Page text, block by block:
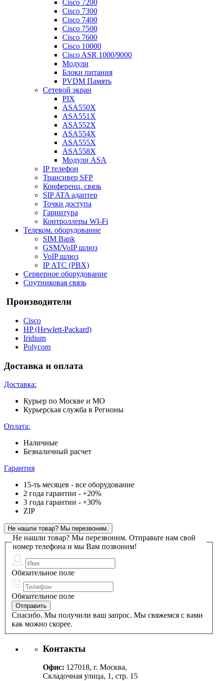
Cisco 7200
Cisco 7300
Cisco 7400
Cisco 7500
Cisco 7600
Cisco 10000
Cisco ASR 1000/9000
Модули
Блоки питания
PVDM Память
Сетевой экран
PIX
ASA550X
ASA551X
ASA552X
ASA554X
ASA555X
ASA558X
Модули ASA
IP телефон
Трансивер SFP
Конференц. связь
SIP ATA адаптер
Точки доступа
Гарнитура
Контроллеры WI-Fi
Телеком. оборудование
SIM Bank
GSM/VoIP шлюз
VoIP шлюз
IP АТС (PBX)
Серверное оборудование
Спутниковая связь
Производители
Cisco
HP (Hewlett-Packard)
Iridium
Polycom
Доставка и оплата
Доставка:
Курьер по Москве и МО
Курьерская служба в Регионы
Оплата:
Наличные
Безналичный расчет
Гарантия
15-ть месяцев - все оборудование
2 года гарантии - +20%
3 года гарантии - +30%
ZIP
Не нашли товар? Мы перезвоним.
Не нашли товар? Мы перезвоним. Отправьте нам свой
номер телефона и мы Вам позвоним!
Обязательное поле
Обязательное поле
Спасибо. Мы получили ваш запрос. Мы свяжемся с вами
как можно скорее.
Контакты
Офис: 127018, г. Москва,
Складочная улица, 1, стр. 15